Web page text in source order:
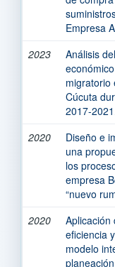
Empresa
2023
Análisis
migratorio
Cúcuta
2017-
2020
Diseño e
una
los
empresa
“nuevo
2020
Aplicación
eficiencia
modelo